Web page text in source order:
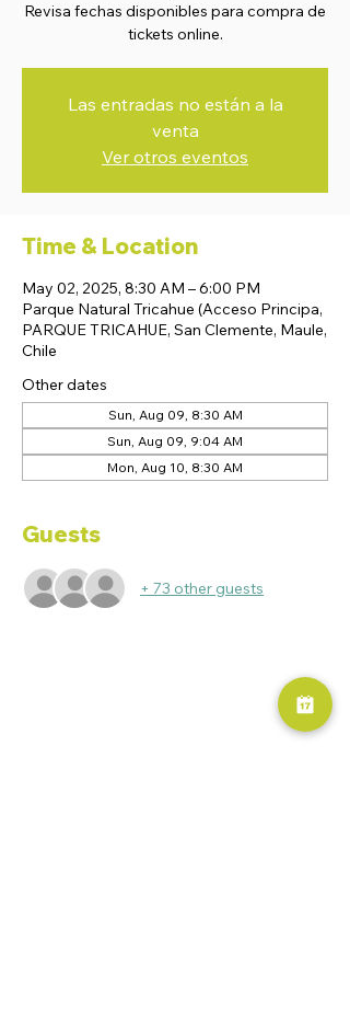
Revisa fechas disponibles para compra de
tickets online.
Las entradas no están a la
venta
Ver otros eventos
Time & Location
May 02, 2025, 8:30 AM – 6:00 PM
Parque Natural Tricahue (Acceso Principa,
PARQUE TRICAHUE, San Clemente, Maule,
Chile
Other dates
Sun, Aug 09, 8:30 AM
Sun, Aug 09, 9:04 AM
Mon, Aug 10, 8:30 AM
Guests
+ 73 other guests